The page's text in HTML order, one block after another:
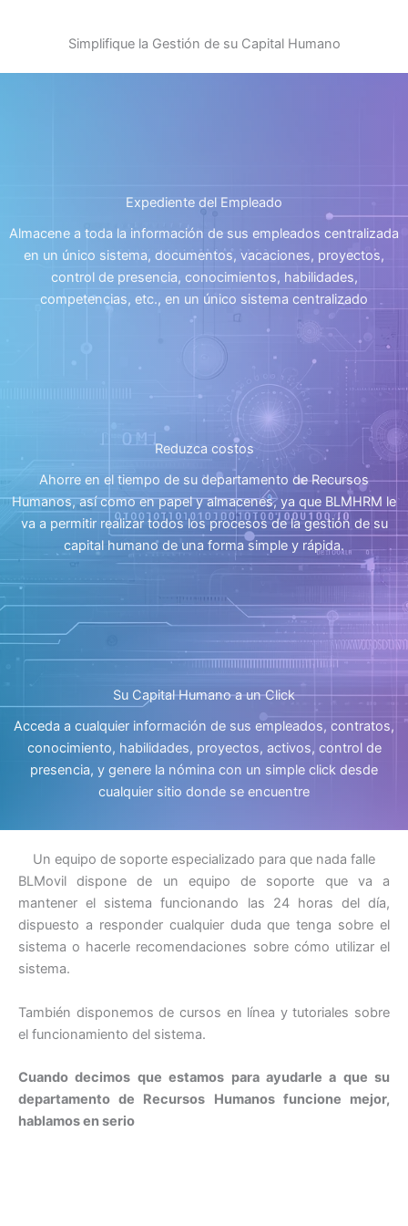
Exámenes en línea variables Uso de IA para
Simplifique la Gestión de su Capital Humano
Expediente del Empleado
Almacene a toda la información de sus empleados centralizada
en un único sistema, documentos, vacaciones, proyectos,
control de presencia, conocimientos, habilidades,
competencias, etc., en un único sistema centralizado
Reduzca costos
Ahorre en el tiempo de su departamento de Recursos
Humanos, así como en papel y almacenes, ya que BLMHRM le
va a permitir realizar todos los procesos de la gestión de su
capital humano de una forma simple y rápida.
Su Capital Humano a un Click
Acceda a cualquier información de sus empleados, contratos,
conocimiento, habilidades, proyectos, activos, control de
presencia, y genere la nómina con un simple click desde
cualquier sitio donde se encuentre
Un equipo de soporte especializado para que nada falle
BLMovil dispone de un equipo de soporte que va a
mantener el sistema funcionando las 24 horas del día,
dispuesto a responder cualquier duda que tenga sobre el
sistema o hacerle recomendaciones sobre cómo utilizar el
sistema.
También disponemos de cursos en línea y tutoriales sobre
el funcionamiento del sistema.
Cuando decimos que estamos para ayudarle a que su
departamento de Recursos Humanos funcione mejor,
hablamos en serio